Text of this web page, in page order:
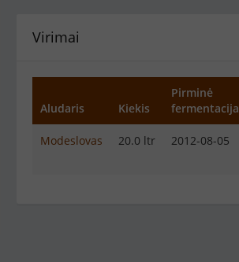
Virimai
Aludaris Kiekis
Pirminė
fermentacija
Modeslovas 20.0 ltr 2012-08-05